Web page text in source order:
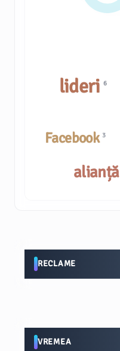
Facebook 3
alianță
lideri6
RECLAME
VREMEA